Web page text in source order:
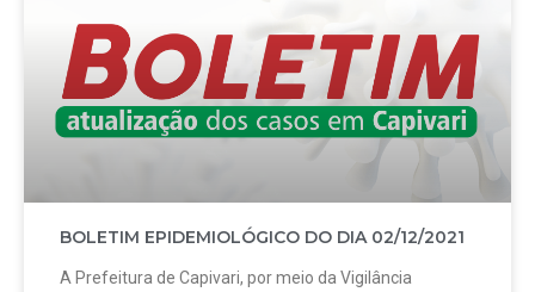
BOLETIM EPIDEMIOLÓGICO DO DIA 02/12/2021
A Prefeitura de Capivari, por meio da Vigilância